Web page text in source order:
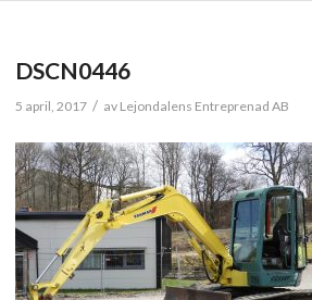
DSCN0446
5 april, 2017 / av Lejondalens Entreprenad AB